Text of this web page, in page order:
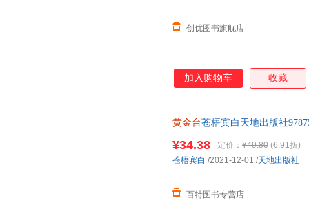
创优图书旗舰店
加入购物车 收藏
黄金台苍梧宾白天地出版社
¥34.38 定价： ¥49.80 (6.91折)
百特图书专营店
苍梧宾白 /2021-12-01 /天地出版社